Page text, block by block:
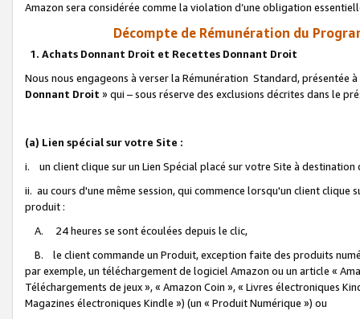
Amazon sera considérée comme la violation d’une obligation
Décompte de Rémunération du
1. Achats Donnant Droit et Recettes Donnant Droit
Nous nous engageons à verser la Rémunération Standard, présentée
Donnant Droit » qui – sous réserve des exclusions décrites dans le
(a) Lien spécial sur votre Site :
i. un client clique sur un Lien Spécial placé sur votre Site à destination
ii. au cours d'une même session, qui commence lorsqu'un client
produit :
A. 24 heures se sont écoulées depuis le clic,
B. le client commande un Produit, exception faite des produits
par exemple, un téléchargement de logiciel Amazon ou un article «
Téléchargements de jeux », « Amazon Coin », « Livres électroniques
Magazines électroniques Kindle ») (un « Produit Numérique ») ou